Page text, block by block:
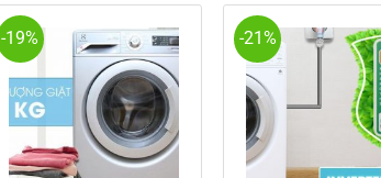
9.900.000₫.là:
8.080.000₫.
-19% -21%